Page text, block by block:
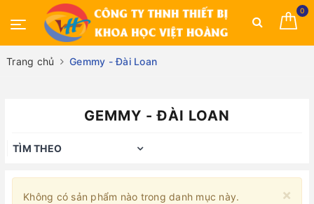
0
Trang chủ Gemmy - Đài Loan
GEMMY - ĐÀI LOAN
TÌM THEO
×
Không có sản phẩm nào trong danh mục này.